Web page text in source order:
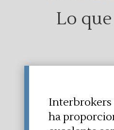
Lo
Interbrokers
ha